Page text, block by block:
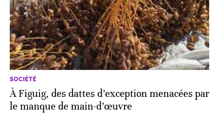
SOCIÉTÉ
À Figuig, des dattes d’exception menacées par
le manque de main-d’œuvre